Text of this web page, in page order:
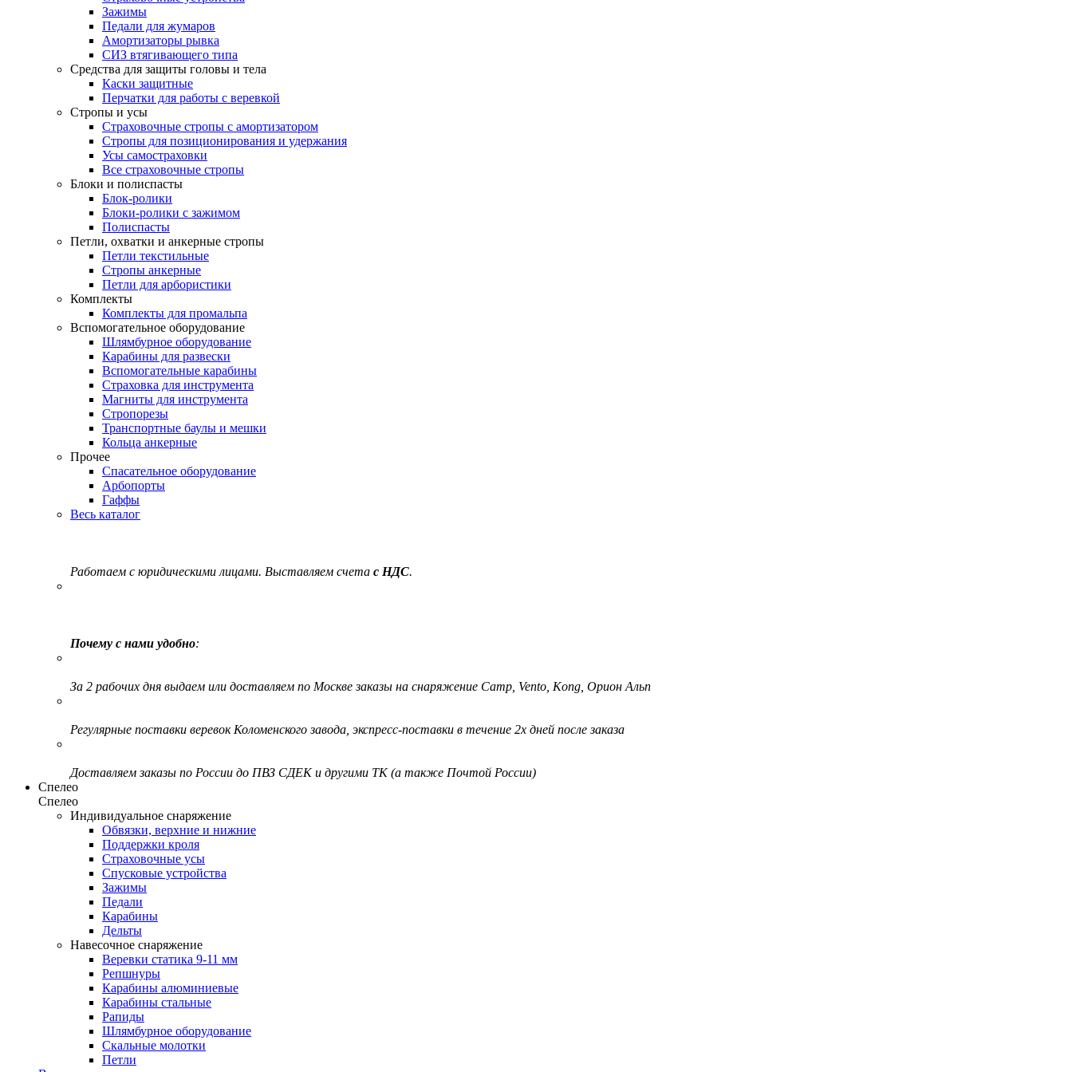
Зажимы
Педали для жумаров
Амортизаторы рывка
СИЗ втягивающего типа
Средства для защиты головы и тела
Каски защитные
Перчатки для работы с веревкой
Стропы и усы
Страховочные стропы с амортизатором
Стропы для позиционирования и удержания
Усы самостраховки
Все страховочные стропы
Блоки и полиспасты
Блок-ролики
Блоки-ролики с зажимом
Полиспасты
Петли, охватки и анкерные стропы
Петли текстильные
Стропы анкерные
Петли для арбористики
Комплекты
Комплекты для промальпа
Вспомогательное оборудование
Шлямбурное оборудование
Карабины для развески
Вспомогательные карабины
Страховка для инструмента
Магниты для инструмента
Стропорезы
Транспортные баулы и мешки
Кольца анкерные
Прочее
Спасательное оборудование
Арбопорты
Гаффы
Весь каталог
Работаем с юридическими лицами. Выставляем счета с НДС.
Почему с нами удобно:
За 2 рабочих дня выдаем или доставляем по Москве заказы на снаряжение Camp, Vento, Kong, Орион Альп
Регулярные поставки веревок Коломенского завода, экспресс-поставки в течение 2х дней после заказа
Доставляем заказы по России до ПВЗ СДЕК и другими ТК (а также Почтой России)
Спелео
Спелео
Индивидуальное снаряжение
Обвязки, верхние и нижние
Поддержки кроля
Страховочные усы
Спусковые устройства
Зажимы
Педали
Карабины
Дельты
Навесочное снаряжение
Веревки статика 9-11 мм
Репшнуры
Карабины алюминиевые
Карабины стальные
Рапиды
Шлямбурное оборудование
Скальные молотки
Петли